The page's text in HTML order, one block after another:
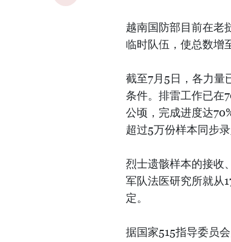
越南国防部目前在老
临时队伍，使总数增
截至7月5日，各力量
条件。排雷工作已在
公顷，完成进度达
超过5万份样本同步录
烈士遗骸样本的接收
军队法医研究所就从
定。
据国家515指导委员